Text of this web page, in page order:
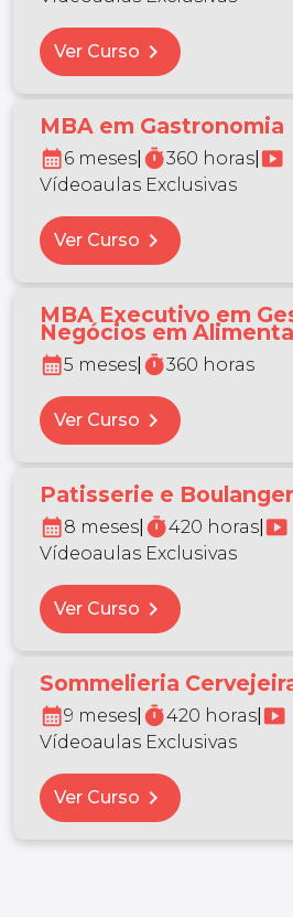
Ver Curso chevron_right
MBA em Gastronomia
calendar_month6 meses timer360 horas smart_display
Vídeoaulas Exclusivas
Ver Curso chevron_right
MBA Executivo em
Negócios em
calendar_month5 meses timer360 horas
Ver Curso chevron_right
Patisserie e
calendar_month8 meses timer420 horas smart_display
Vídeoaulas Exclusivas
Ver Curso chevron_right
Sommelieria
calendar_month9 meses timer420 horas smart_display
Vídeoaulas Exclusivas
Ver Curso chevron_right